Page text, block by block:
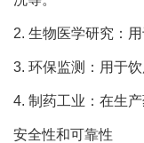
2. 生物医学研究：
3. 环保监测：用于
4. 制药工业：在生
安全性和可靠性